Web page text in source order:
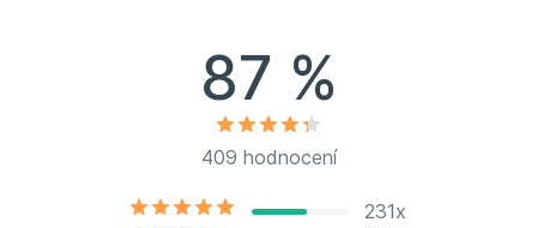
87 %
409 hodnocení
231x